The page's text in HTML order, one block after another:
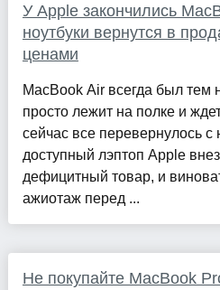
У Apple закончились
ноутбуки вернутся в
ценами
MacBook Air всегда был тем
просто лежит на полке и
сейчас все перевернулось с
доступный лэптоп Apple
дефицитный товар, и
ажиотаж перед ...
Не покупайте MacBook